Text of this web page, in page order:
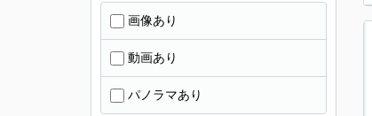
画像あり
動画あり
パノラマあり